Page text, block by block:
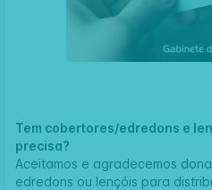
Tem cobertores/edredons e
precisa?
Aceitamos e agradecemos
edredons ou lençóis para